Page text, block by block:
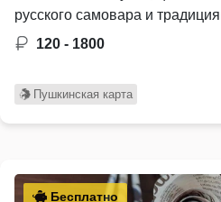
русского самовара и
120 - 1800
Пушкинская карта
Бесплатно